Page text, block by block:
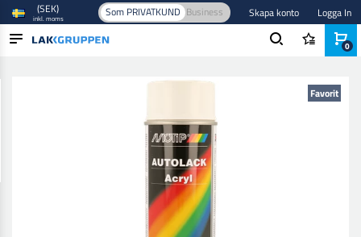
(SEK)
inkl. moms Som PRIVATKUND Business Skapa konto Logga In
Favorit
0